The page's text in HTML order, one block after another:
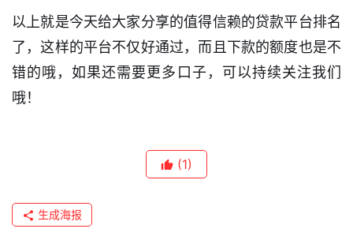
以上就是今天给大家分享的值得信赖的贷款平台排名
了，这样的平台不仅好通过，而且下款的额度也是不
错的哦，如果还需要更多口子，可以持续关注我们
哦！
(1)
生成海报